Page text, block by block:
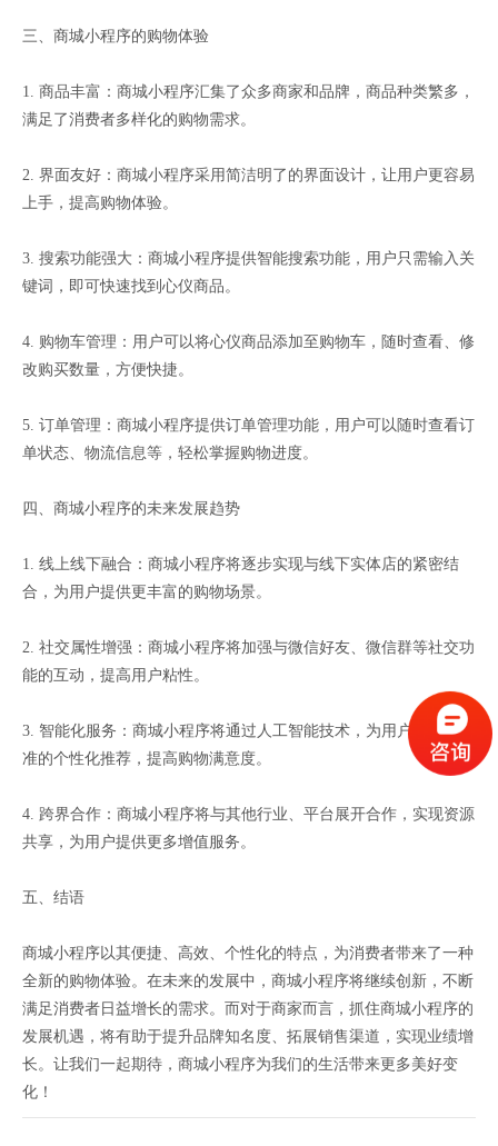
三、商城小程序的购物体验
1. 商品丰富：商城小程序汇集了众多商家和品牌，商品种类繁多，
满足了消费者多样化的购物需求。
2. 界面友好：商城小程序采用简洁明了的界面设计，让用户更容易
上手，提高购物体验。
3. 搜索功能强大：商城小程序提供智能搜索功能，用户只需输入关
键词，即可快速找到心仪商品。
4. 购物车管理：用户可以将心仪商品添加至购物车，随时查看、修
改购买数量，方便快捷。
5. 订单管理：商城小程序提供订单管理功能，用户可以随时查看订
单状态、物流信息等，轻松掌握购物进度。
四、商城小程序的未来发展趋势
1. 线上线下融合：商城小程序将逐步实现与线下实体店的紧密结
合，为用户提供更丰富的购物场景。
2. 社交属性增强：商城小程序将加强与微信好友、微信群等社交功
能的互动，提高用户粘性。
3. 智能化服务：商城小程序将通过人工智能技术，为用户提供更精
准的个性化推荐，提高购物满意度。
4. 跨界合作：商城小程序将与其他行业、平台展开合作，实现资源
共享，为用户提供更多增值服务。
五、结语
商城小程序以其便捷、高效、个性化的特点，为消费者带来了一种
全新的购物体验。在未来的发展中，商城小程序将继续创新，不断
满足消费者日益增长的需求。而对于商家而言，抓住商城小程序的
发展机遇，将有助于提升品牌知名度、拓展销售渠道，实现业绩增
长。让我们一起期待，商城小程序为我们的生活带来更多美好变
化！